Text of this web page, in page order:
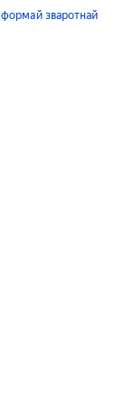
формай зваротнай